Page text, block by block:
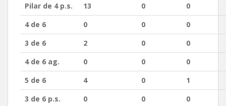
Pilar de 4 p.s.
13 0
0
4 de 6
0 0
0
3 de 6
2 0
0
4 de 6 ag.
0 0
0
5 de 6
4 0
1
3 de 6 p.s.
0 0
0